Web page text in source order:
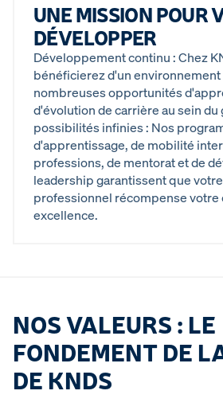
UNE MISSION POUR
DÉVELOPPER
Développement continu : Chez
bénéficierez d'un environnement
nombreuses opportunités
d'évolution de carrière au sein du
possibilités infinies : Nos
d'apprentissage, de mobilité
professions, de mentorat et de
leadership garantissent que
professionnel récompense votre
excellence.
NOS VALEURS : LE
FONDEMENT DE
DE KNDS